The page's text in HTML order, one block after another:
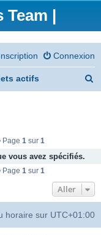
Team |
Connexion
actifs
e
Page 1sur 1
vous avez spécifiés.
Page 1sur 1
Aller
horaire sur UTC+01:00